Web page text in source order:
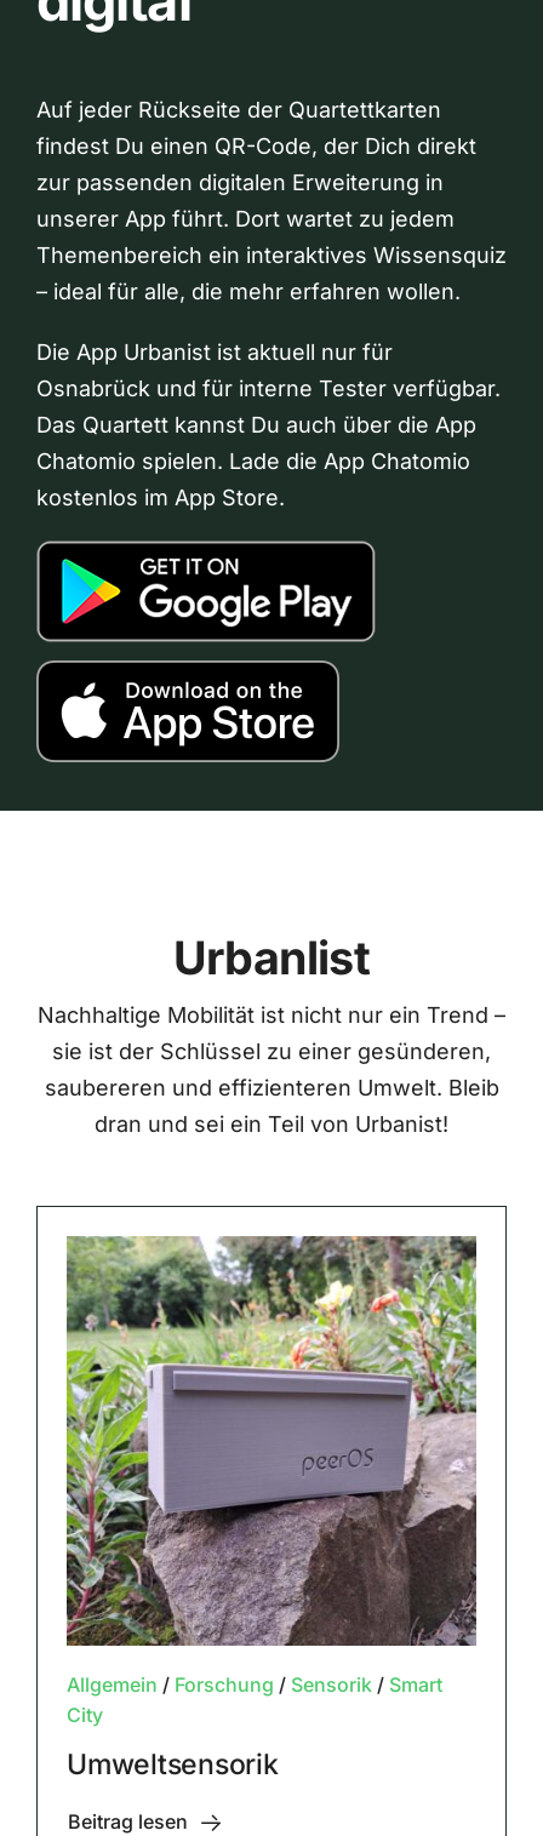
Auf jeder Rückseite der Quartettkarten
findest Du einen QR-Code, der Dich direkt
zur passenden digitalen Erweiterung in
unserer App führt. Dort wartet zu jedem
Themenbereich ein interaktives Wissensquiz
– ideal für alle, die mehr erfahren wollen.
Die App Urbanist ist aktuell nur für
Osnabrück und für interne Tester verfügbar.
Das Quartett kannst Du auch über die App
Chatomio spielen. Lade die App Chatomio
kostenlos im App Store.
Urbanlist
Nachhaltige Mobilität ist nicht nur ein Trend –
sie ist der Schlüssel zu einer gesünderen,
saubereren und effizienteren Umwelt. Bleib
dran und sei ein Teil von Urbanist!
Allgemein / Forschung / Sensorik/ Smart
City
Umweltsensorik
Beitrag lesen